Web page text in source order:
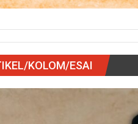
KOLOM/ESAI